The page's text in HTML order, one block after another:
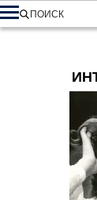
ПОИСК